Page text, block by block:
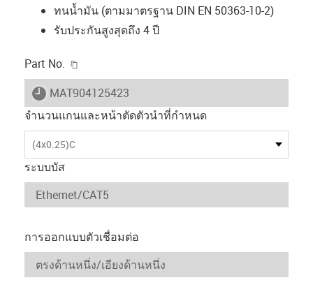
ทนน้ำมัน (ตามมาตรฐาน DIN EN 50363-10-2)
รับประกันสูงสุดถึง 4 ปี
Part No.
igus-icon-lieferzeit
MAT904125423
จำนวนแกนและหน้าตัดตัวนำที่กำหนด
(4x0.25)C
ระบบบัส
การออกแบบตัวเชื่อมต่อ